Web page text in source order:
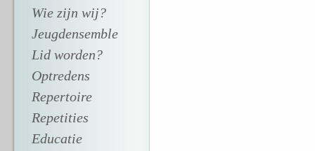
Wie zijn wij?
Jeugdensemble
Lid worden?
Optredens
Repertoire
Repetities
Educatie